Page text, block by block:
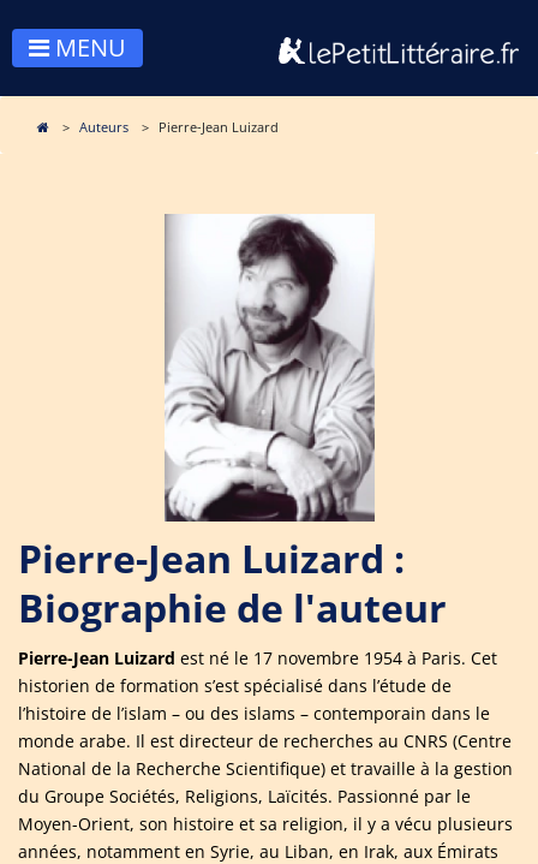
MENU
Auteurs Pierre-Jean Luizard
Pierre-Jean Luizard :
Biographie de l'auteur
Pierre-Jean Luizard est né le 17 novembre 1954 à Paris. Cet
historien de formation s’est spécialisé dans l’étude de
l’histoire de l’islam – ou des islams – contemporain dans le
monde arabe. Il est directeur de recherches au CNRS (Centre
National de la Recherche Scientifique) et travaille à la gestion
du Groupe Sociétés, Religions, Laïcités. Passionné par le
Moyen-Orient, son histoire et sa religion, il y a vécu plusieurs
années, notamment en Syrie, au Liban, en Irak, aux Émirats